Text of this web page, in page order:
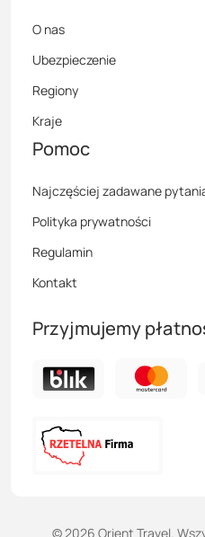
O nas
Ubezpieczenie
Regiony
Kraje
Pomoc
Najczęściej zadawane
Polityka prywatności
Regulamin
Kontakt
Przyjmujemy
©2026 Orient Travel.